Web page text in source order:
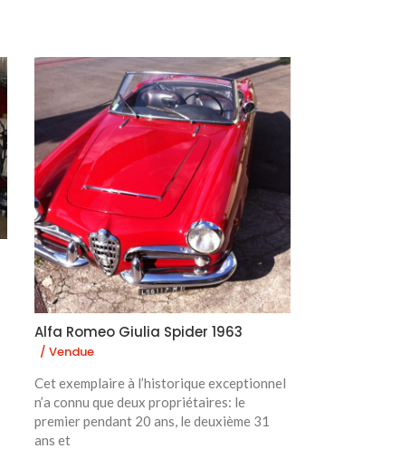
Alfa Romeo Giulia Spider 1963
/ Vendue
Cet exemplaire à l’historique exceptionnel
n’a connu que deux propriétaires: le
premier pendant 20 ans, le deuxième 31
ans et